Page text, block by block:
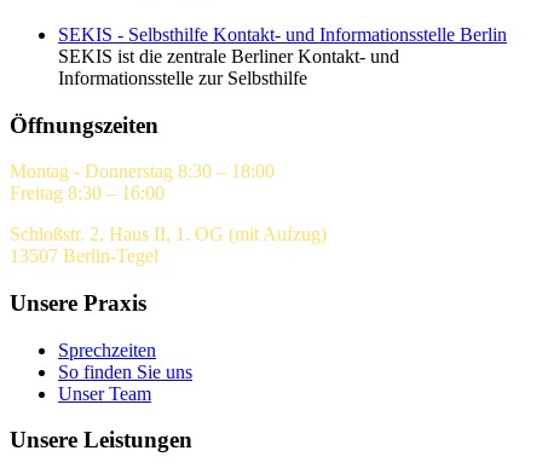
SEKIS - Selbsthilfe Kontakt- und Informationsstelle Berlin
SEKIS ist die zentrale Berliner Kontakt- und
Informationsstelle zur Selbsthilfe
Öffnungszeiten
Montag - Donnerstag 8:30 – 18:00
Freitag 8:30 – 16:00
Schloßstr. 2, Haus II, 1. OG (mit Aufzug)
13507 Berlin-Tegel
Unsere Praxis
Sprechzeiten
So finden Sie uns
Unser Team
Unsere Leistungen